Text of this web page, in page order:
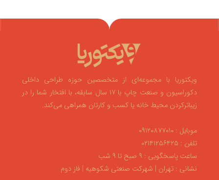
ویکتوریا با مجموعه‌ای از متخصصین حوزه طراحی داخلی
دکوراسیون و صنعت چاپ با ۱۷ سال سابقه، با افتخار شما را در
زیباترکردن محیط خانه یا کسب و کارتان همراهی می‌کند.
موبایل : ۰۹۱۲۰۸۷۷۰۱۰
تلفن : ۰۲۱۴۱۲۵۶۴۲۵
ساعت پاسخگویی : ۹ صبح تا ۹ شب
نشانی : تهران | شهرکت صنعتی شکوهیه | فاز دوم